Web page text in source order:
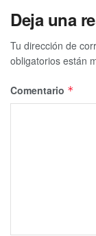
Deja una
Tu dirección de
obligatorios están
Comentario *